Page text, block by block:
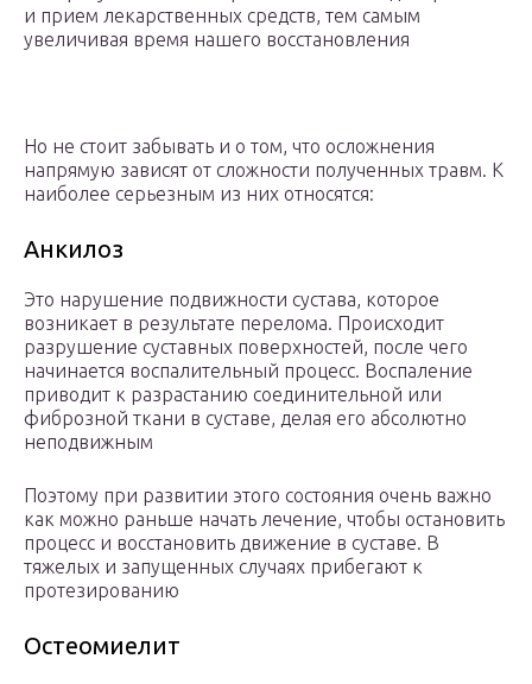
и прием лекарственных средств, тем самым
увеличивая время нашего восстановления
Но не стоит забывать и о том, что осложнения
напрямую зависят от сложности полученных травм. К
наиболее серьезным из них относятся:
Анкилоз
Это нарушение подвижности сустава, которое
возникает в результате перелома. Происходит
разрушение суставных поверхностей, после чего
начинается воспалительный процесс. Воспаление
приводит к разрастанию соединительной или
фиброзной ткани в суставе, делая его абсолютно
неподвижным
Поэтому при развитии этого состояния очень важно
как можно раньше начать лечение, чтобы остановить
процесс и восстановить движение в суставе. В
тяжелых и запущенных случаях прибегают к
протезированию
Остеомиелит